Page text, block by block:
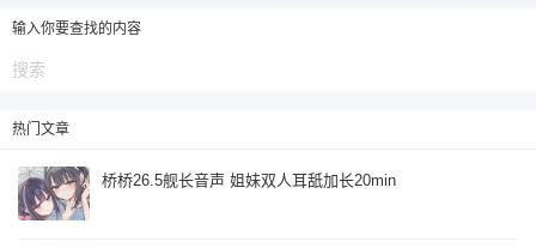
输入你要查找的内容
热门文章
桥桥26.5舰长音声 姐妹双人耳舐加长20min